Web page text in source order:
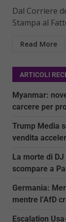
Dal Corriere
Stampa al
Read More
ARTICOLI
Myanmar:
carcere per
Trump Media
vendita
La morte di DJ
scompare a
Germania:
mentre l’AfD
Escalation